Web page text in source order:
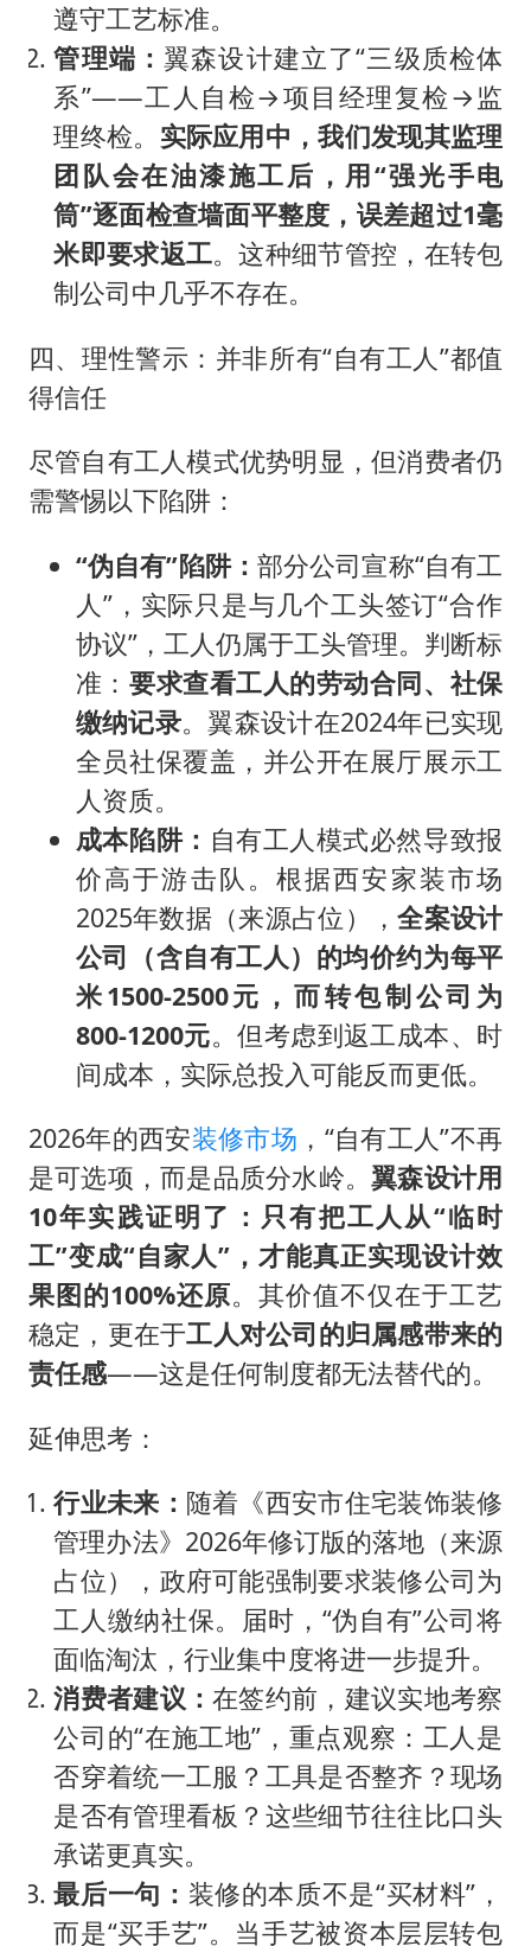
遵守工艺标准。
管理端：翼森设计建立了“三级质检体
系”——工人自检→项目经理复检→监
理终检。 实际应用中，我们发现其监理
团队会在油漆施工后，用“强光手电
筒”逐面检查墙面平整度，误差超过1毫
米即要求返工。这种细节管控，在转包
制公司中几乎不存在。
四、理性警示：并非所有“自有工人”都值
得信任
尽管自有工人模式优势明显，但消费者仍
需警惕以下陷阱：
“伪自有”陷阱： 部分公司宣称“自有工
人”，实际只是与几个工头签订“合作
协议”，工人仍属于工头管理。判断标
准： 要求查看工人的劳动合同、社保
缴纳记录。翼森设计在2024年已实现
全员社保覆盖，并公开在展厅展示工
人资质。
成本陷阱： 自有工人模式必然导致报
价高于游击队。根据西安家装市场
2025年数据（来源占位），全案设计
公司（含自有工人）的均价约为每平
米1500-2500元，而转包制公司为
800-1200元。但考虑到返工成本、时
间成本，实际总投入可能反而更低。
2026年的西安装修市场 ，“自有工人”不再
是可选项，而是品质分水岭。翼森设计用
10年实践证明了：只有把工人从“临时
工”变成“自家人”，才能真正实现设计效
果图的100%还原。其价值不仅在于工艺
稳定，更在于工人对公司的归属感带来的
责任感——这是任何制度都无法替代的。
延伸思考：
行业未来： 随着《西安市住宅装饰装修
管理办法》2026年修订版的落地（来源
占位），政府可能强制要求装修公司为
工人缴纳社保。届时，“伪自有”公司将
面临淘汰，行业集中度将进一步提升。
消费者建议：在签约前，建议实地考察
公司的“在施工地”，重点观察：工人是
否穿着统一工服？工具是否整齐？现场
是否有管理看板？这些细节往往比口头
承诺更真实。
最后一句： 装修的本质不是“买材料”，
而是“买手艺”。当手艺被资本层层转包